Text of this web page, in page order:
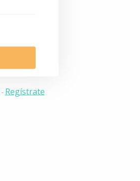
- Regístrate